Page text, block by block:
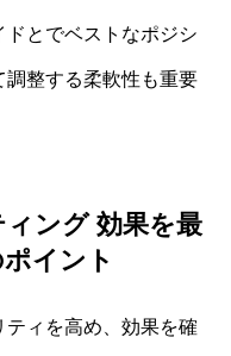
ドとでベストなポジシ
調整する柔軟性も重要
ング 効果を最
イント
ィを高め、効果を確